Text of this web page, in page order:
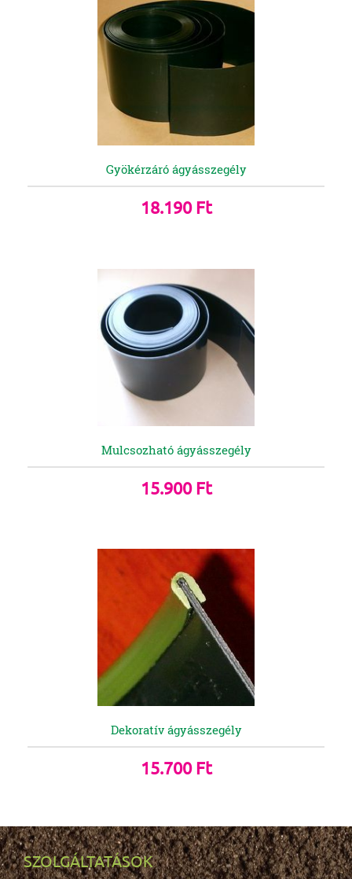
Gyökérzáró ágyásszegély
18.190 Ft
Mulcsozható ágyásszegély
15.900 Ft
Dekoratív ágyásszegély
15.700 Ft
SZOLGÁLTATÁSOK